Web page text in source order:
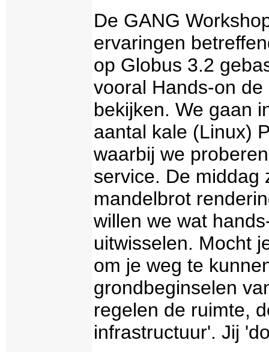
De GANG
ervaringen
op Globus 3.2
vooral Hands-on
bekijken. We gaan
aantal kale (Linux)
waarbij we
service. De middag
mandelbrot
willen we wat
uitwisselen. Mocht
om je weg te
grondbeginselen
regelen de ruimte,
infrastructuur'. Jij